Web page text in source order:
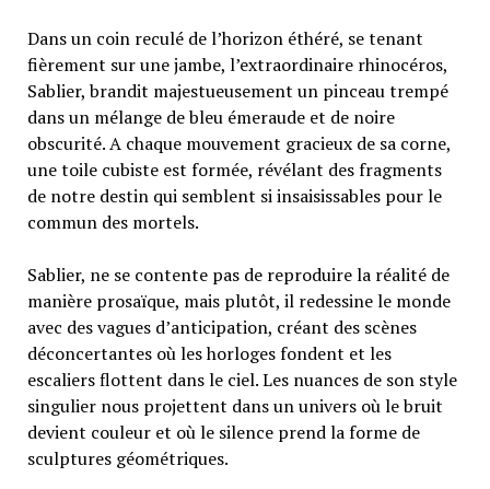
Dans un coin reculé de l’horizon éthéré, se tenant
fièrement sur une jambe, l’extraordinaire rhinocéros,
Sablier, brandit majestueusement un pinceau trempé
dans un mélange de bleu émeraude et de noire
obscurité. A chaque mouvement gracieux de sa corne,
une toile cubiste est formée, révélant des fragments
de notre destin qui semblent si insaisissables pour le
commun des mortels.
Sablier, ne se contente pas de reproduire la réalité de
manière prosaïque, mais plutôt, il redessine le monde
avec des vagues d’anticipation, créant des scènes
déconcertantes où les horloges fondent et les
escaliers flottent dans le ciel. Les nuances de son style
singulier nous projettent dans un univers où le bruit
devient couleur et où le silence prend la forme de
sculptures géométriques.